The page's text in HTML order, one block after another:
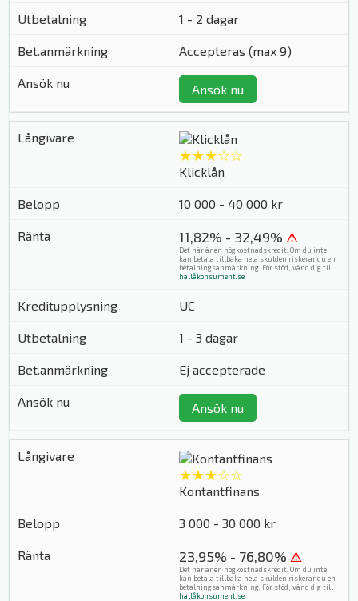
1 - 2 dagar
Accepteras (max 9)
Ansök nu
★★★☆☆
Klicklån
10 000 - 40 000 kr
11,82% - 32,49% ⚠
Det här är en högkostnadskredit. Om du inte
kan betala tillbaka hela skulden riskerar du en
betalningsanmärkning. För stöd, vänd dig till
hallåkonsument.se.
UC
1 - 3 dagar
Ej accepterade
Ansök nu
★★★☆☆
Kontantfinans
3 000 - 30 000 kr
23,95% - 76,80% ⚠
Det här är en högkostnadskredit. Om du inte
kan betala tillbaka hela skulden riskerar du en
betalningsanmärkning. För stöd, vänd dig till
hallåkonsument.se